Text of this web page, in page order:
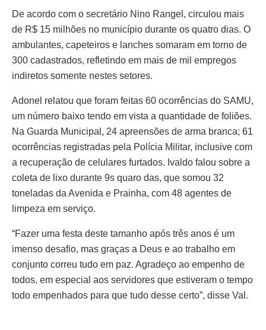
De acordo com o secretário Nino Rangel, circulou mais
de R$ 15 milhões no município durante os quatro dias. O
ambulantes, capeteiros e lanches somaram em torno de
300 cadastrados, refletindo em mais de mil empregos
indiretos somente nestes setores.
Adonel relatou que foram feitas 60 ocorrências do SAMU,
um número baixo tendo em vista a quantidade de foliões.
Na Guarda Municipal, 24 apreensões de arma branca; 61
ocorrências registradas pela Polícia Militar, inclusive com
a recuperação de celulares furtados. Ivaldo falou sobre a
coleta de lixo durante 9s quaro das, que somou 32
toneladas da Avenida e Prainha, com 48 agentes de
limpeza em serviço.
“Fazer uma festa deste tamanho após três anos é um
imenso desafio, mas graças a Deus e ao trabalho em
conjunto correu tudo em paz. Agradeço ao empenho de
todos, em especial aos servidores que estiveram o tempo
todo empenhados para que tudo desse certo”, disse Val.